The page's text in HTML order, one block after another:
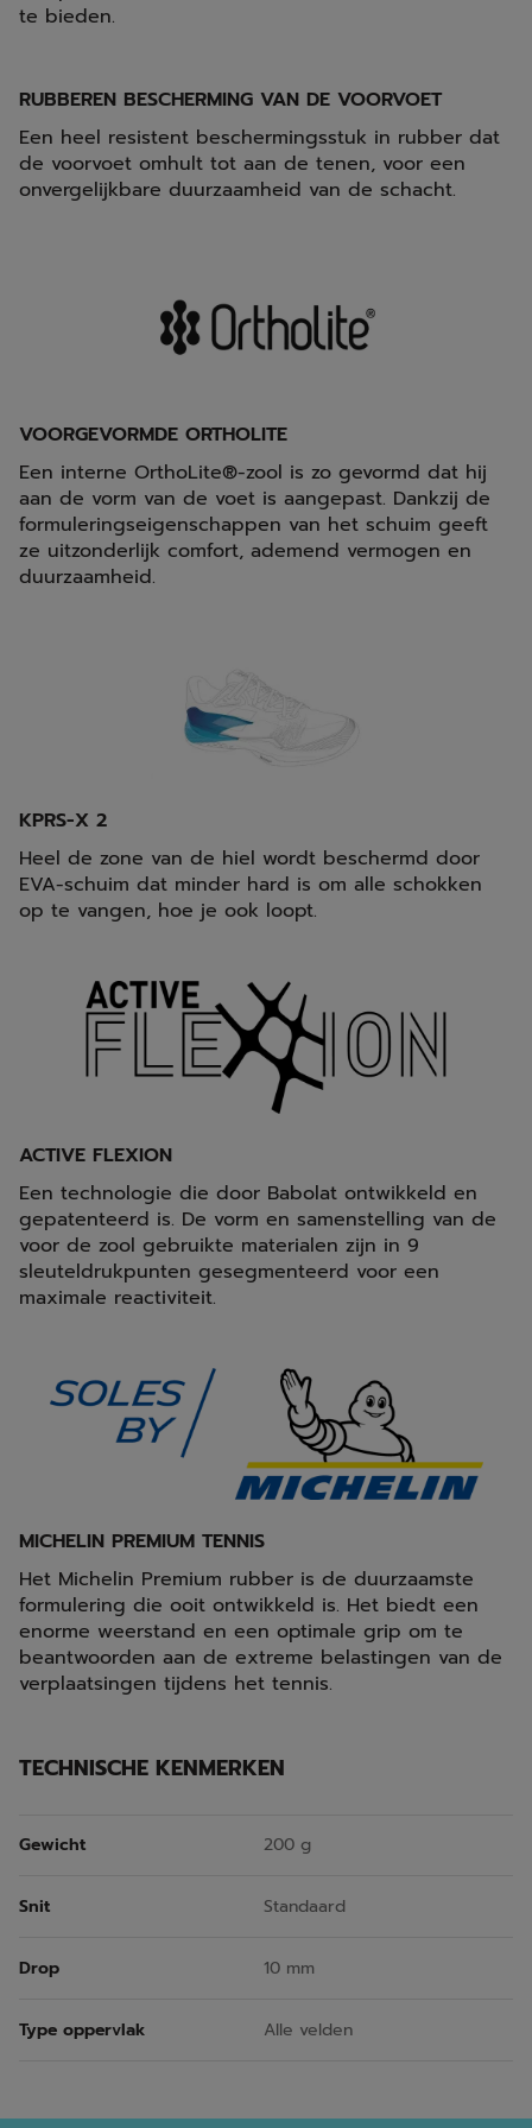
te bieden.
RUBBEREN BESCHERMING VAN DE VOORVOET
Een heel resistent beschermingsstuk in rubber dat
de voorvoet omhult tot aan de tenen, voor een
onvergelijkbare duurzaamheid van de schacht.
VOORGEVORMDE ORTHOLITE
Een interne OrthoLite®-zool is zo gevormd dat hij
aan de vorm van de voet is aangepast. Dankzij de
formuleringseigenschappen van het schuim geeft
ze uitzonderlijk comfort, ademend vermogen en
duurzaamheid.
KPRS-X 2
Heel de zone van de hiel wordt beschermd door
EVA-schuim dat minder hard is om alle schokken
op te vangen, hoe je ook loopt.
ACTIVE FLEXION
Een technologie die door Babolat ontwikkeld en
gepatenteerd is. De vorm en samenstelling van de
voor de zool gebruikte materialen zijn in 9
sleuteldrukpunten gesegmenteerd voor een
maximale reactiviteit.
MICHELIN PREMIUM TENNIS
Het Michelin Premium rubber is de duurzaamste
formulering die ooit ontwikkeld is. Het biedt een
enorme weerstand en een optimale grip om te
beantwoorden aan de extreme belastingen van de
verplaatsingen tijdens het tennis.
TECHNISCHE KENMERKEN
Gewicht 200 g
Snit Standaard
Drop 10 mm
Type oppervlak Alle velden